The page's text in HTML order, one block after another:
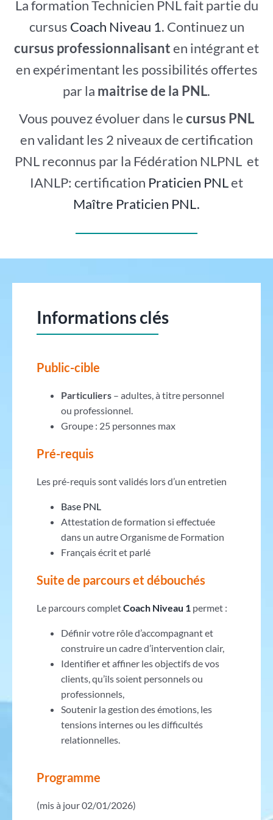
La formation Technicien PNL fait partie du
cursus Coach Niveau 1. Continuez un
cursus professionnalisanten intégrant et
en expérimentant les possibilités offertes
par la maitrise de la PNL.
Vous pouvez évoluer dans lecursus PNL
en validant les 2 niveaux de certification
PNL reconnus par la Fédération NLPNL et
IANLP: certification Praticien PNLet
Maître Praticien PNL.
Informations clés
Public-cible
Particuliers– adultes, à titre personnel
ou professionnel.
Groupe : 25 personnes max
Pré-requis
Les pré-requis sont validés lors d’un entretien
Base PNL
Attestation de formation si effectuée
dans un autre Organisme de Formation
Français écrit et parlé
Suite de parcours et débouchés
Le parcours completCoach Niveau 1 permet :
Définir votre rôle d’accompagnant et
construire un cadre d’intervention clair,
Identifier et affiner les objectifs de vos
clients, qu’ils soient personnels ou
professionnels,
Soutenir la gestion des émotions, les
tensions internes ou les difficultés
relationnelles.
Programme
(mis à jour 02/01/2026)